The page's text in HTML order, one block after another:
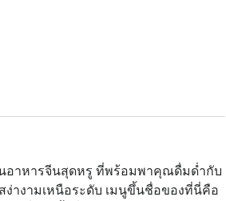
นอาหารจีนสุดหรู ที่พร้อมพาคุณดื่มด่ำกับ
ง่างามเหนือระดับ เมนูขึ้นชื่อของที่นี่คือ